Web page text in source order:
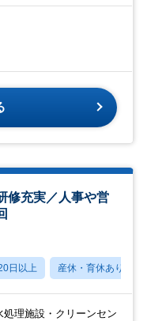
修充実／人事や営
日以上 産休・育休あり
処理施設・クリーンセン